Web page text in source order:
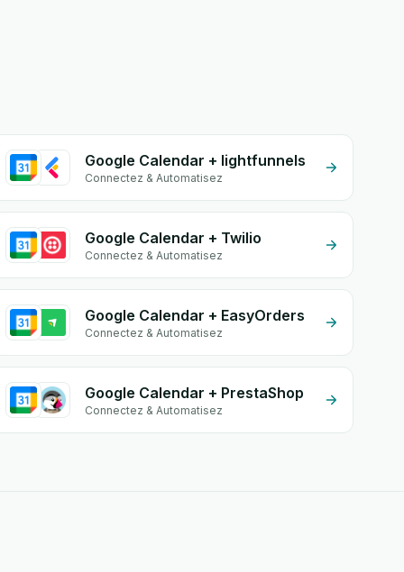
Google Calendar + lightfunnels
Connectez & Automatisez
Google Calendar + Twilio
Connectez & Automatisez
Google Calendar + EasyOrders
Connectez & Automatisez
Google Calendar + PrestaShop
Connectez & Automatisez